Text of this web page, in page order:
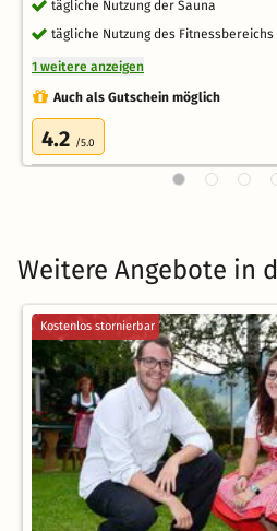
tägliche Nutzung der Sauna
tägliche Nutzung des Fitnessbereichs
1 weitere anzeigen
Auch als Gutschein möglich
4.2 /5.0
Weitere Angebote in
Kostenlos stornierbar